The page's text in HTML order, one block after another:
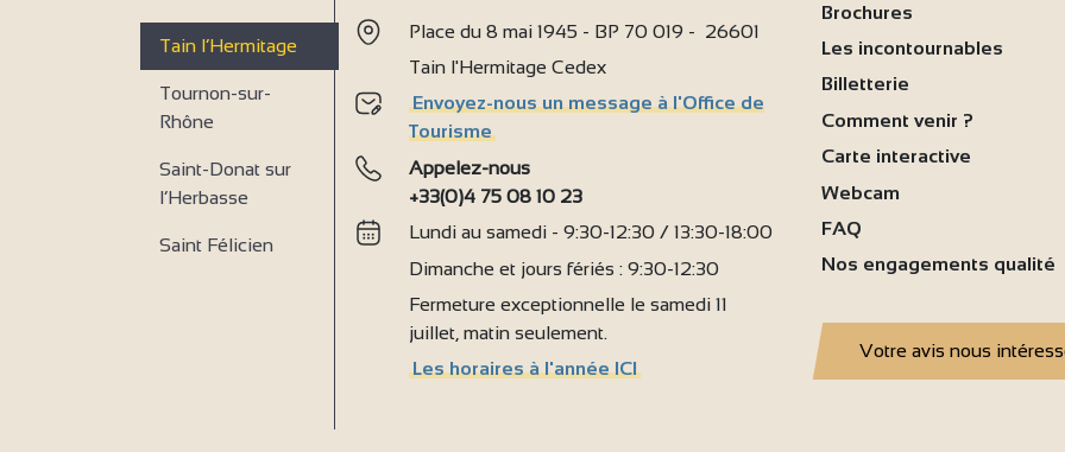
Tain l’Hermitage
Tournon-sur-
Rhône
Saint-Donat sur
l’Herbasse
Saint Félicien
Place du 8 mai 1945 - BP 70 019 - 26601
Tain l'Hermitage Cedex
Envoyez-nous un message à l'Office de
Tourisme
Appelez-nous
+33(0)4 75 08 10 23
Lundi au samedi - 9:30-12:30 / 13:30-18:00
Dimanche et jours fériés : 9:30-12:30
Fermeture exceptionnelle le samedi 11
juillet, matin seulement.
Les horaires à l'année ICI
Brochures
Les incontournables
Billetterie
Comment venir ?
Carte interactive
Webcam
FAQ
Nos engagements qualité
Votre avis nous